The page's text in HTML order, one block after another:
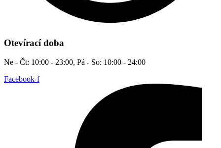
Otevírací doba
Ne - Čt: 10:00 - 23:00, Pá - So: 10:00 - 24:00
Facebook-f